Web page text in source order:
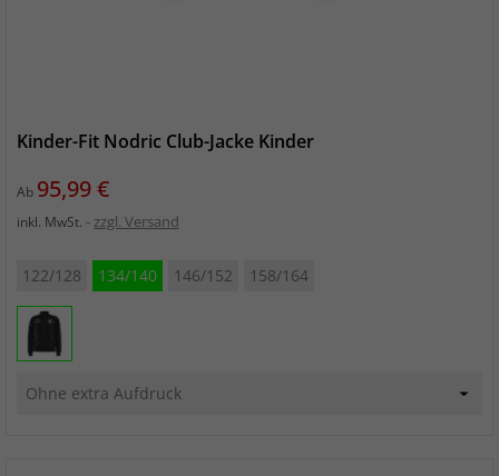
Kinder-Fit Nodric Club-Jacke Kinder
Ab Preis
95,99 €
inkl. MwSt. zzgl. Versand
122/128 134/140 146/152 158/164